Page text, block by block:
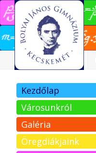
Dokumentumok
Felvételizőknek
Pályázatok
Tehetségpont
Közérdekű
adatok
Kezdőlap
Városunkról
Galéria
Öregdiákjaink